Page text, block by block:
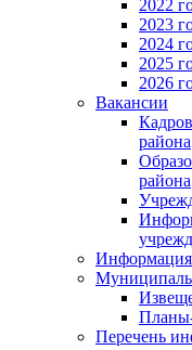
2022
2023
2024
2025
2026
Вакансии
района
района
Перечень